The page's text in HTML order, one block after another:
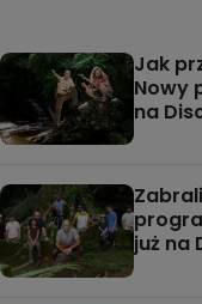
Jak
Nowy
na
już na